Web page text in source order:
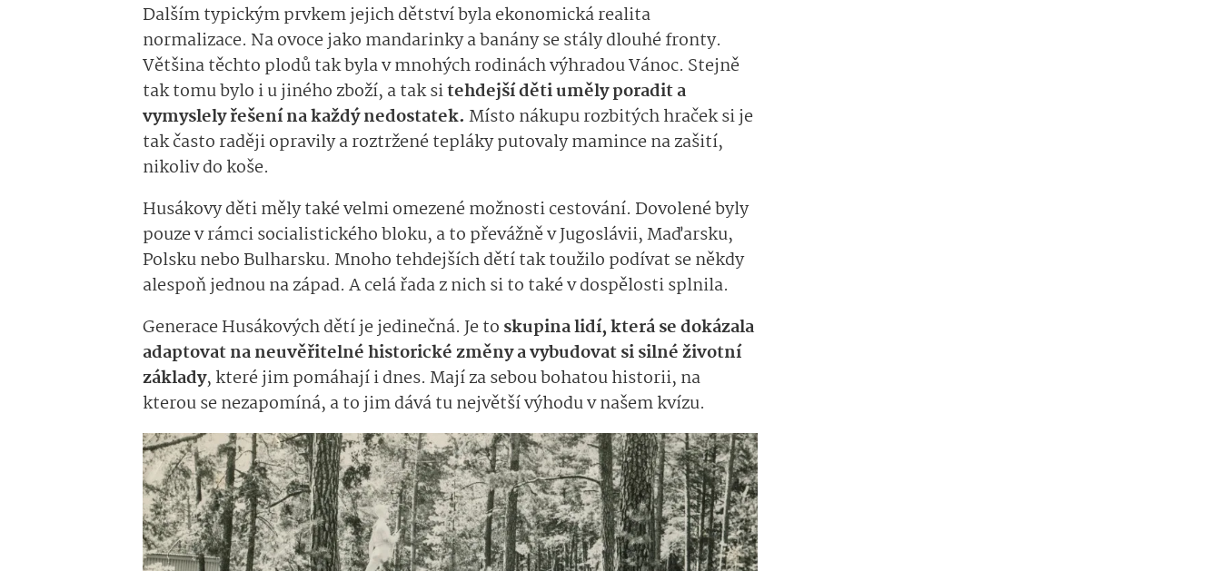
Dalším typickým prvkem jejich dětství byla ekonomická realita
normalizace. Na ovoce jako mandarinky a banány se stály dlouhé fronty.
Většina těchto plodů tak byla v mnohých rodinách výhradou Vánoc. Stejně
tak tomu bylo i u jiného zboží, a tak sitehdejší děti uměly poradit a
vymyslely řešení na každý nedostatek. Místo nákupu rozbitých hraček si je
tak často raději opravily a roztržené tepláky putovaly mamince na zašití,
nikoliv do koše.
Husákovy děti měly také velmi omezené možnosti cestování. Dovolené byly
pouze v rámci socialistického bloku, a to převážně v Jugoslávii, Maďarsku,
Polsku nebo Bulharsku. Mnoho tehdejších dětí tak toužilo podívat se někdy
alespoň jednou na západ. A celá řada z nich si to také v dospělosti splnila.
Generace Husákových dětí je jedinečná. Je to skupina lidí, která se dokázala
adaptovat na neuvěřitelné historické změny a vybudovat si silné životní
základy, které jim pomáhají i dnes. Mají za sebou bohatou historii, na
kterou se nezapomíná, a to jim dává tu největší výhodu v našem kvízu.